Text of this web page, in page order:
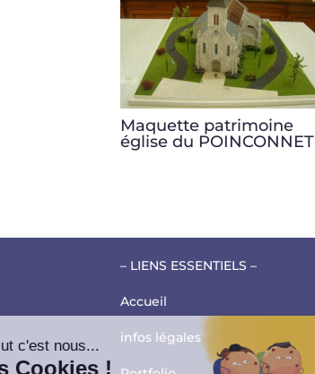
Maquette patrimoine
église du POINCONNET
– LIENS ESSENTIELS –
Accueil
infos légales
Salut c'est nous...
les Cookies !